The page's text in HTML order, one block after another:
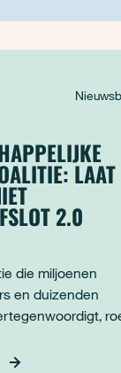
LAAT
2.0
die miljoenen
en duizenden
water topprioriteit